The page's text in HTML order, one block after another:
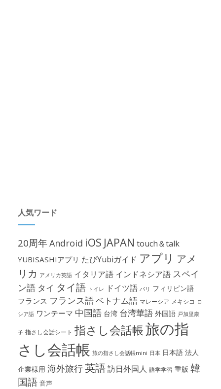
人気ワード
20周年Android iOS JAPAN touch＆talk
YUBISASHIアプリ たびYubiガイド アプリ アメ
リカ アメリカ英語 イタリア語 インドネシア語 スペイ
ン語 タイ タイ語 トイレ ドイツ語 パリ フィリピン語
フランス フランス語ベトナム語 マレーシア メキシコ ロ
シア語 ワンテーマ 中国語 台湾 台湾華語 外国語 戸加里康
子 指さし会話シート 指さし会話帳旅の指
さし会話帳 旅の指さし会話帳mini 日本 日本語 法人
企業様用 海外旅行英語訪日外国人 語学学習 重版 韓
国語 音声